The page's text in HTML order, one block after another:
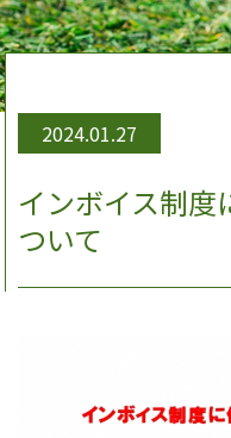
2024.01.27
インボイス制度
ついて